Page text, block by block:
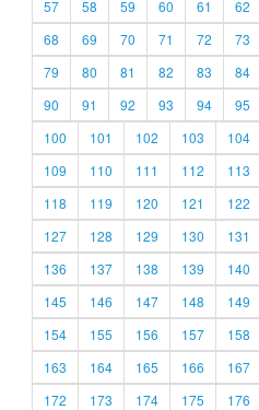
57
58 59 60 61 62
68
69 70 71 72 73
79
80 81 82 83 84
90
91 92 93 94 95
100
101 102 103 104
109
110 111 112 113
118
119 120 121 122
127
128 129 130 131
136
137 138 139 140
145
146 147 148 149
154
155 156 157 158
163
164 165 166 167
172
173 174 175 176